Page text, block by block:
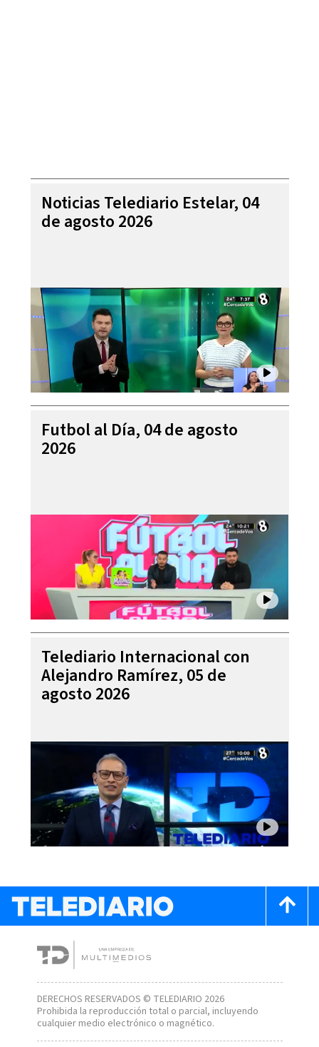
Noticias Telediario Estelar, 04
de agosto 2026
Futbol al Día, 04 de agosto
2026
Telediario Internacional con
Alejandro Ramírez, 05 de
agosto 2026
DERECHOS RESERVADOS © TELEDIARIO 2026
Prohibida la reproducción total o parcial, incluyendo
cualquier medio electrónico o magnético.